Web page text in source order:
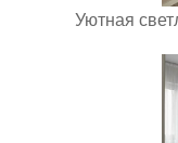
Уютная